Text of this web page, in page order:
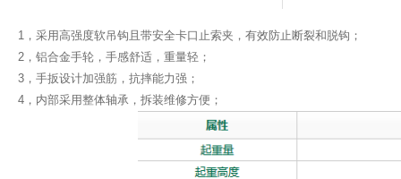
1，采用高强度软吊钩且带安全卡口止索夹，有效防止断裂和脱钩；
2，铝合金手轮，手感舒适，重量轻；
3，手扳设计加强筋，抗摔能力强；
4，内部采用整体轴承，拆装维修方便；